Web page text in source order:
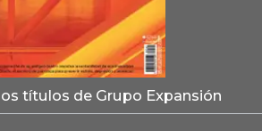
títulos de Grupo Expansión